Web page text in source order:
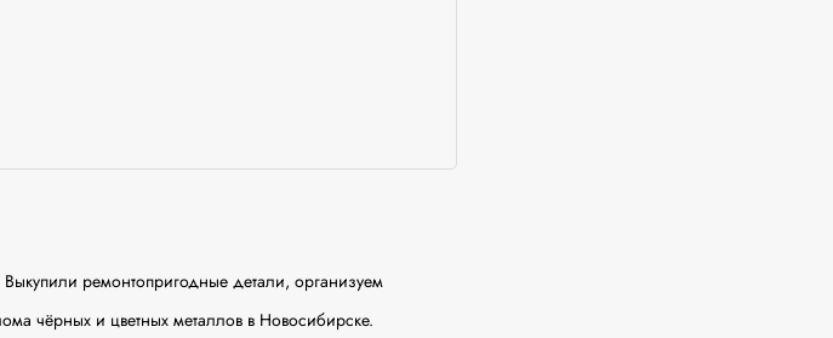
ремонтопригодные детали, организуем
чёрных и цветных металлов в Новосибирске.